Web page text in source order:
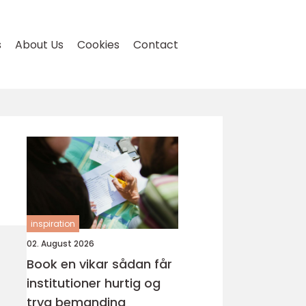
About Us Cookies Contact
inspiration
02. August 2026
Book en vikar sådan får
institutioner hurtig og
tryg bemanding